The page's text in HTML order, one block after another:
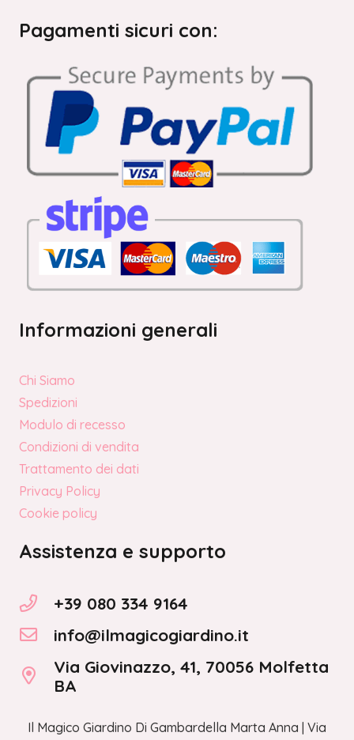
Pagamenti sicuri con:
Informazioni generali
Chi Siamo
Spedizioni
Modulo di recesso
Condizioni di vendita
Trattamento dei dati
Privacy Policy
Cookie policy
Assistenza e supporto
+39 080 334 9164
info@ilmagicogiardino.it
Via Giovinazzo, 41, 70056 Molfetta
BA
Il Magico Giardino Di Gambardella Marta Anna | Via